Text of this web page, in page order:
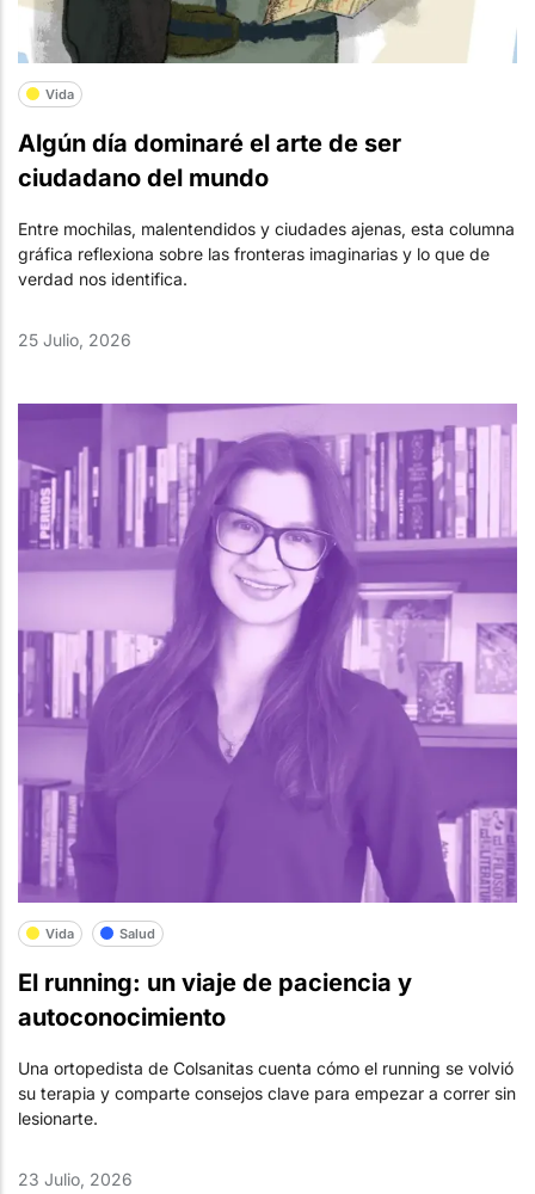
Vida
Algún día dominaré el arte de ser
ciudadano del mundo
Entre mochilas, malentendidos y ciudades ajenas, esta columna
gráfica reflexiona sobre las fronteras imaginarias y lo que de
verdad nos identifica.
25 Julio, 2026
Vida Salud
El running: un viaje de paciencia y
autoconocimiento
Una ortopedista de Colsanitas cuenta cómo el running se volvió
su terapia y comparte consejos clave para empezar a correr sin
lesionarte.
23 Julio, 2026